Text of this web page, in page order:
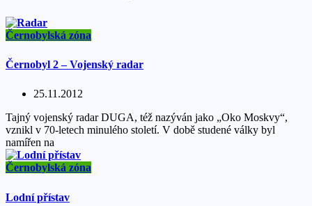
Černobylská zóna
Černobyl 2 – Vojenský radar
25.11.2012
Tajný vojenský radar DUGA, též nazýván jako „Oko Moskvy“,
vznikl v 70-letech minulého století. V době studené války byl
namířen na
Černobylská zóna
Lodní přístav